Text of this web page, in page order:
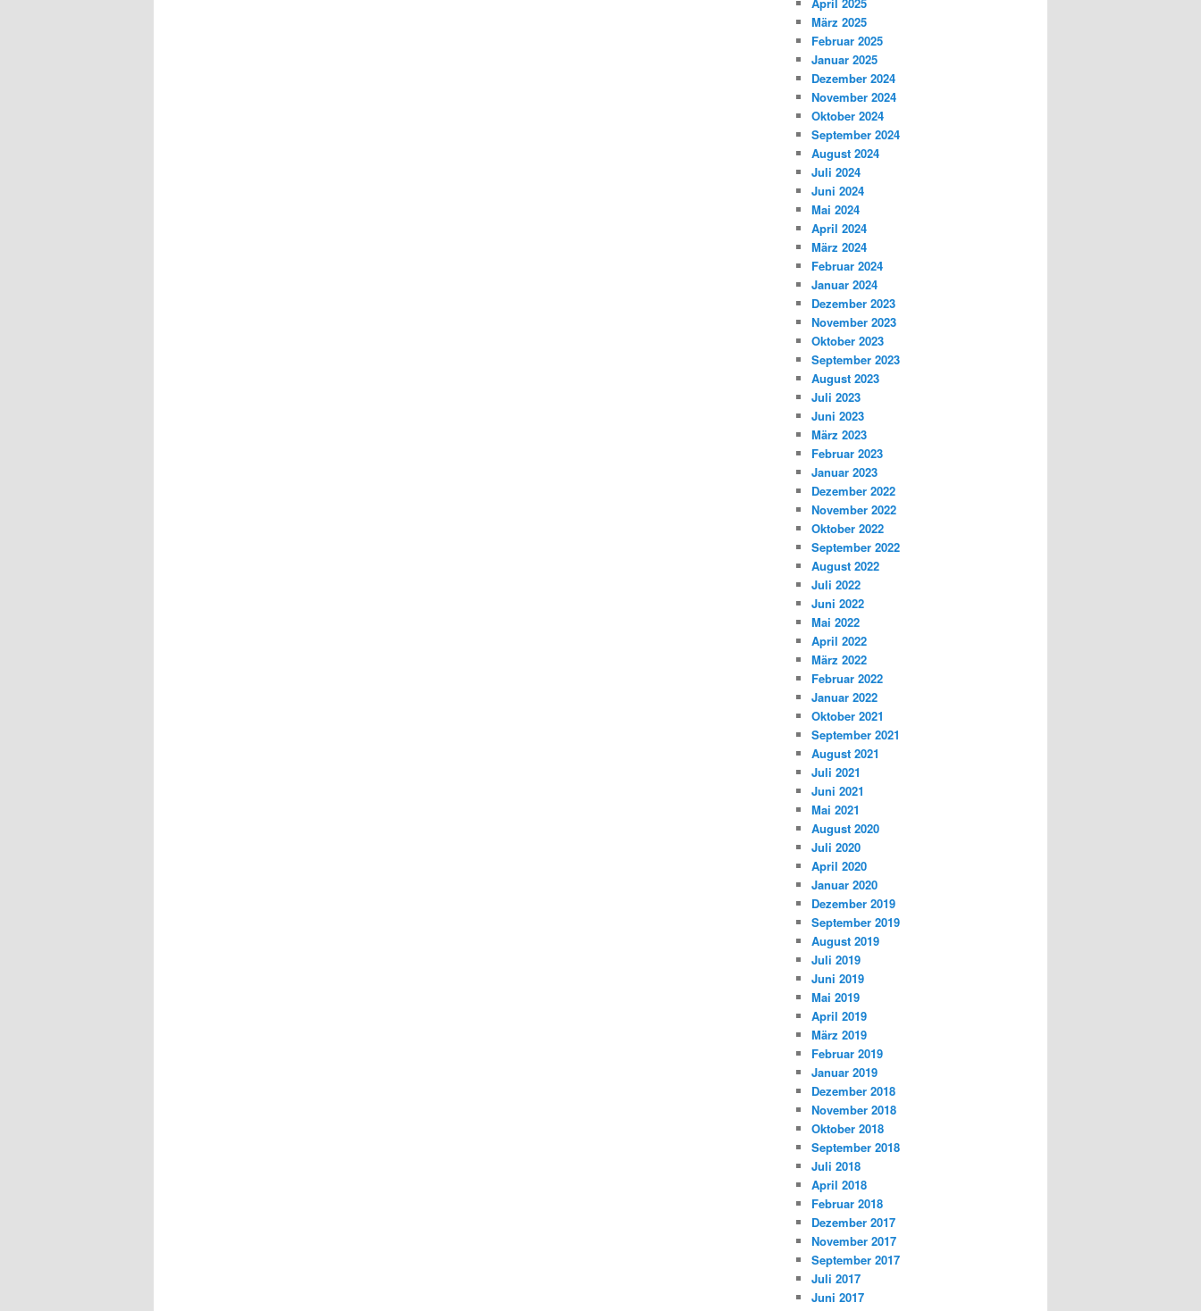
März 2025
Februar 2025
Januar 2025
Dezember 2024
November 2024
Oktober 2024
September 2024
August 2024
Juli 2024
Juni 2024
Mai 2024
April 2024
März 2024
Februar 2024
Januar 2024
Dezember 2023
November 2023
Oktober 2023
September 2023
August 2023
Juli 2023
Juni 2023
März 2023
Februar 2023
Januar 2023
Dezember 2022
November 2022
Oktober 2022
September 2022
August 2022
Juli 2022
Juni 2022
Mai 2022
April 2022
März 2022
Februar 2022
Januar 2022
Oktober 2021
September 2021
August 2021
Juli 2021
Juni 2021
Mai 2021
August 2020
Juli 2020
April 2020
Januar 2020
Dezember 2019
September 2019
August 2019
Juli 2019
Juni 2019
Mai 2019
April 2019
März 2019
Februar 2019
Januar 2019
Dezember 2018
November 2018
Oktober 2018
September 2018
Juli 2018
April 2018
Februar 2018
Dezember 2017
November 2017
September 2017
Juli 2017
Juni 2017